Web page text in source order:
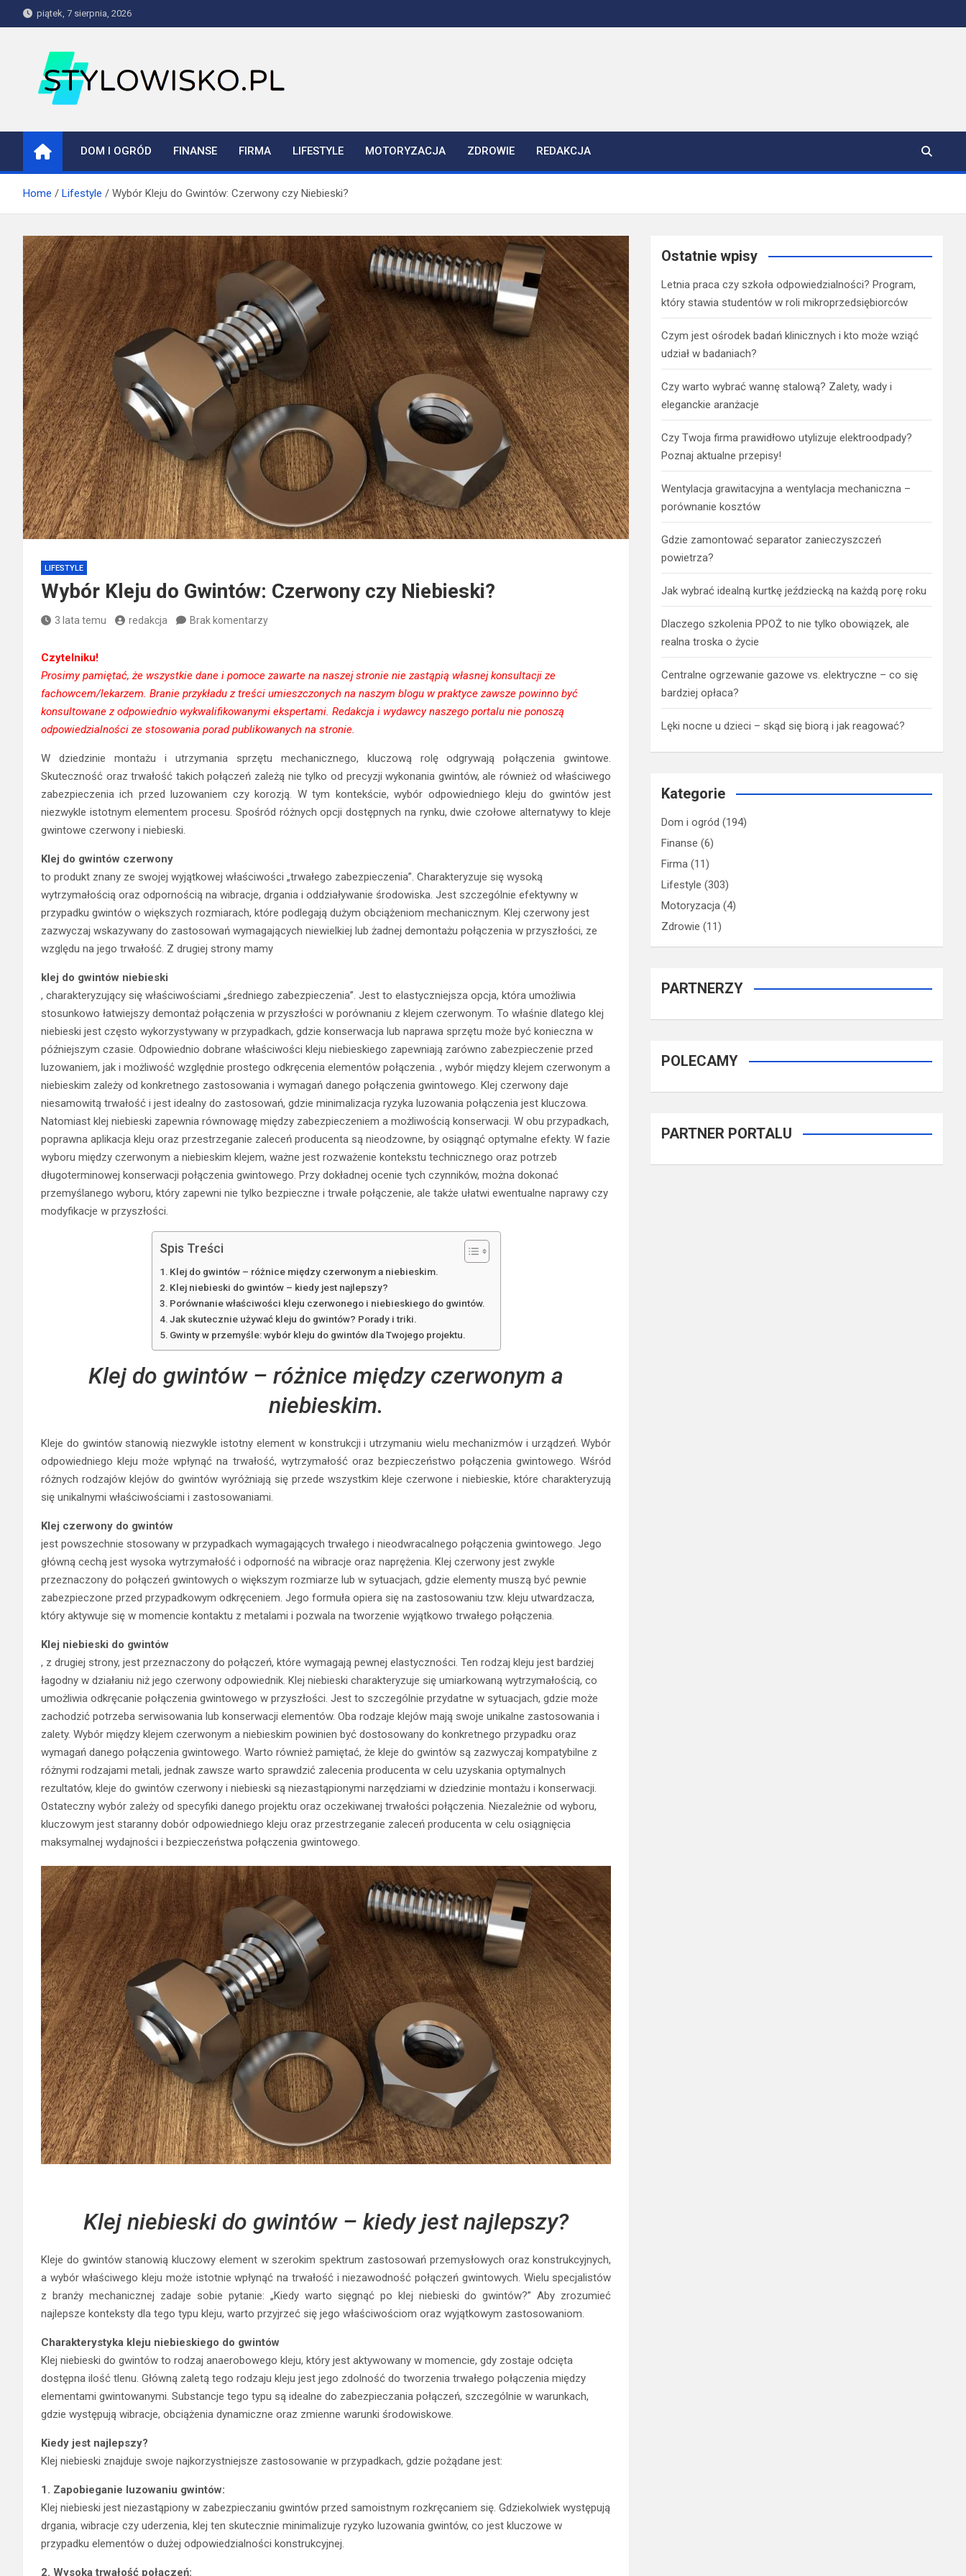
to
piątek, 7 sierpnia, 2026
stylowisko.pl
DOM I OGRÓD FINANSE FIRMA LIFESTYLE MOTORYZACJA ZDROWIE REDAKCJA
Home Lifestyle Wybór Kleju do Gwintów: Czerwony czy Niebieski?
LIFESTYLE
Wybór Kleju do Gwintów: Czerwony czy Niebieski?
3 lata temu redakcja Brak komentarzy
Czytelniku!
Prosimy pamiętać, że wszystkie dane i pomoce zawarte na naszej stronie nie zastąpią własnej konsultacji ze
fachowcem/lekarzem. Branie przykładu z treści umieszczonych na naszym blogu w praktyce zawsze powinno być
konsultowane z odpowiednio wykwalifikowanymi ekspertami. Redakcja i wydawcy naszego portalu nie ponoszą
odpowiedzialności ze stosowania porad publikowanych na stronie.
W dziedzinie montażu i utrzymania sprzętu mechanicznego, kluczową rolę odgrywają połączenia gwintowe.
Skuteczność oraz trwałość takich połączeń zależą nie tylko od precyzji wykonania gwintów, ale również od właściwego
zabezpieczenia ich przed luzowaniem czy korozją. W tym kontekście, wybór odpowiedniego kleju do gwintów jest
niezwykle istotnym elementem procesu. Spośród różnych opcji dostępnych na rynku, dwie czołowe alternatywy to kleje
gwintowe czerwony i niebieski.
Klej do gwintów czerwony
to produkt znany ze swojej wyjątkowej właściwości „trwałego zabezpieczenia”. Charakteryzuje się wysoką
wytrzymałością oraz odpornością na wibracje, drgania i oddziaływanie środowiska. Jest szczególnie efektywny w
przypadku gwintów o większych rozmiarach, które podlegają dużym obciążeniom mechanicznym. Klej czerwony jest
zazwyczaj wskazywany do zastosowań wymagających niewielkiej lub żadnej demontażu połączenia w przyszłości, ze
względu na jego trwałość. Z drugiej strony mamy
klej do gwintów niebieski
, charakteryzujący się właściwościami „średniego zabezpieczenia”. Jest to elastyczniejsza opcja, która umożliwia
stosunkowo łatwiejszy demontaż połączenia w przyszłości w porównaniu z klejem czerwonym. To właśnie dlatego klej
niebieski jest często wykorzystywany w przypadkach, gdzie konserwacja lub naprawa sprzętu może być konieczna w
późniejszym czasie. Odpowiednio dobrane właściwości kleju niebieskiego zapewniają zarówno zabezpieczenie przed
luzowaniem, jak i możliwość względnie prostego odkręcenia elementów połączenia. , wybór między klejem czerwonym a
niebieskim zależy od konkretnego zastosowania i wymagań danego połączenia gwintowego. Klej czerwony daje
niesamowitą trwałość i jest idealny do zastosowań, gdzie minimalizacja ryzyka luzowania połączenia jest kluczowa.
Natomiast klej niebieski zapewnia równowagę między zabezpieczeniem a możliwością konserwacji. W obu przypadkach,
poprawna aplikacja kleju oraz przestrzeganie zaleceń producenta są nieodzowne, by osiągnąć optymalne efekty. W fazie
wyboru między czerwonym a niebieskim klejem, ważne jest rozważenie kontekstu technicznego oraz potrzeb
długoterminowej konserwacji połączenia gwintowego. Przy dokładnej ocenie tych czynników, można dokonać
przemyślanego wyboru, który zapewni nie tylko bezpieczne i trwałe połączenie, ale także ułatwi ewentualne naprawy czy
modyfikacje w przyszłości.
Spis Treści
Klej do gwintów – różnice między czerwonym a niebieskim.
Klej niebieski do gwintów – kiedy jest najlepszy?
Porównanie właściwości kleju czerwonego i niebieskiego do gwintów.
Jak skutecznie używać kleju do gwintów? Porady i triki.
Gwinty w przemyśle: wybór kleju do gwintów dla Twojego projektu.
Klej do gwintów – różnice między czerwonym a
niebieskim.
Kleje do gwintów stanowią niezwykle istotny element w konstrukcji i utrzymaniu wielu mechanizmów i urządzeń. Wybór
odpowiedniego kleju może wpłynąć na trwałość, wytrzymałość oraz bezpieczeństwo połączenia gwintowego. Wśród
różnych rodzajów klejów do gwintów wyróżniają się przede wszystkim kleje czerwone i niebieskie, które charakteryzują
się unikalnymi właściwościami i zastosowaniami.
Klej czerwony do gwintów
jest powszechnie stosowany w przypadkach wymagających trwałego i nieodwracalnego połączenia gwintowego. Jego
główną cechą jest wysoka wytrzymałość i odporność na wibracje oraz naprężenia. Klej czerwony jest zwykle
przeznaczony do połączeń gwintowych o większym rozmiarze lub w sytuacjach, gdzie elementy muszą być pewnie
zabezpieczone przed przypadkowym odkręceniem. Jego formuła opiera się na zastosowaniu tzw. kleju utwardzacza,
który aktywuje się w momencie kontaktu z metalami i pozwala na tworzenie wyjątkowo trwałego połączenia.
Klej niebieski do gwintów
, z drugiej strony, jest przeznaczony do połączeń, które wymagają pewnej elastyczności. Ten rodzaj kleju jest bardziej
łagodny w działaniu niż jego czerwony odpowiednik. Klej niebieski charakteryzuje się umiarkowaną wytrzymałością, co
umożliwia odkręcanie połączenia gwintowego w przyszłości. Jest to szczególnie przydatne w sytuacjach, gdzie może
zachodzić potrzeba serwisowania lub konserwacji elementów. Oba rodzaje klejów mają swoje unikalne zastosowania i
zalety. Wybór między klejem czerwonym a niebieskim powinien być dostosowany do konkretnego przypadku oraz
wymagań danego połączenia gwintowego. Warto również pamiętać, że kleje do gwintów są zazwyczaj kompatybilne z
różnymi rodzajami metali, jednak zawsze warto sprawdzić zalecenia producenta w celu uzyskania optymalnych
rezultatów, kleje do gwintów czerwony i niebieski są niezastąpionymi narzędziami w dziedzinie montażu i konserwacji.
Ostateczny wybór zależy od specyfiki danego projektu oraz oczekiwanej trwałości połączenia. Niezależnie od wyboru,
kluczowym jest staranny dobór odpowiedniego kleju oraz przestrzeganie zaleceń producenta w celu osiągnięcia
maksymalnej wydajności i bezpieczeństwa połączenia gwintowego.
Klej niebieski do gwintów – kiedy jest najlepszy?
Kleje do gwintów stanowią kluczowy element w szerokim spektrum zastosowań przemysłowych oraz konstrukcyjnych,
a wybór właściwego kleju może istotnie wpłynąć na trwałość i niezawodność połączeń gwintowych. Wielu specjalistów
z branży mechanicznej zadaje sobie pytanie: „Kiedy warto sięgnąć po klej niebieski do gwintów?” Aby zrozumieć
najlepsze konteksty dla tego typu kleju, warto przyjrzeć się jego właściwościom oraz wyjątkowym zastosowaniom.
Charakterystyka kleju niebieskiego do gwintów
Klej niebieski do gwintów to rodzaj anaerobowego kleju, który jest aktywowany w momencie, gdy zostaje odcięta
dostępna ilość tlenu. Główną zaletą tego rodzaju kleju jest jego zdolność do tworzenia trwałego połączenia między
elementami gwintowanymi. Substancje tego typu są idealne do zabezpieczania połączeń, szczególnie w warunkach,
gdzie występują wibracje, obciążenia dynamiczne oraz zmienne warunki środowiskowe.
Kiedy jest najlepszy?
Klej niebieski znajduje swoje najkorzystniejsze zastosowanie w przypadkach, gdzie pożądane jest:
1. Zapobieganie luzowaniu gwintów:
Klej niebieski jest niezastąpiony w zabezpieczaniu gwintów przed samoistnym rozkręcaniem się. Gdziekolwiek występują
drgania, wibracje czy uderzenia, klej ten skutecznie minimalizuje ryzyko luzowania gwintów, co jest kluczowe w
przypadku elementów o dużej odpowiedzialności konstrukcyjnej.
2. Wysoka trwałość połączeń:
Ostatnie wpisy
Letnia praca czy szkoła odpowiedzialności? Program,
który stawia studentów w roli mikroprzedsiębiorców
Czym jest ośrodek badań klinicznych i kto może wziąć
udział w badaniach?
Czy warto wybrać wannę stalową? Zalety, wady i
eleganckie aranżacje
Czy Twoja firma prawidłowo utylizuje elektroodpady?
Poznaj aktualne przepisy!
Wentylacja grawitacyjna a wentylacja mechaniczna –
porównanie kosztów
Gdzie zamontować separator zanieczyszczeń
powietrza?
Jak wybrać idealną kurtkę jeździecką na każdą porę roku
Dlaczego szkolenia PPOŻ to nie tylko obowiązek, ale
realna troska o życie
Centralne ogrzewanie gazowe vs. elektryczne – co się
bardziej opłaca?
Lęki nocne u dzieci – skąd się biorą i jak reagować?
Kategorie
Dom i ogród (194)
Finanse (6)
Firma (11)
Lifestyle (303)
Motoryzacja (4)
Zdrowie (11)
PARTNERZY
POLECAMY
PARTNER PORTALU